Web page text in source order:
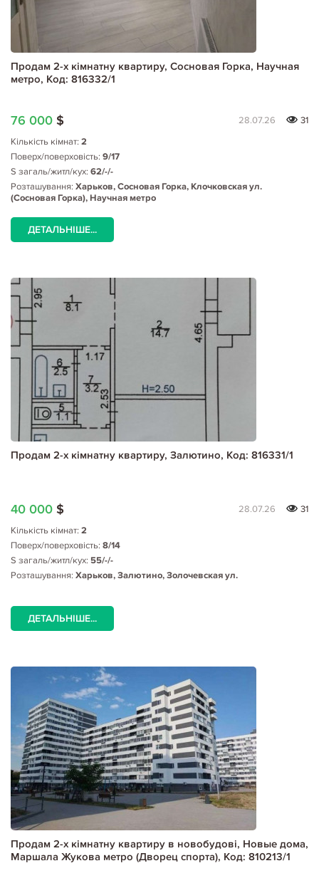
Продам 2-х кімнатну квартиру, Сосновая Горка, Научная
метро, Код: 816332/1
76 000 $ 28.07.26
31
Кількість кімнат: 2
Поверх/поверховість: 9/17
S загаль/житл/кух: 62/-/-
Розташування: Харьков, Сосновая Горка, Клочковская ул.
(Сосновая Горка), Научная метро
ДЕТАЛЬНІШЕ...
Продам 2-х кімнатну квартиру, Залютино, Код: 816331/1
40 000 $ 28.07.26
31
Кількість кімнат: 2
Поверх/поверховість: 8/14
S загаль/житл/кух: 55/-/-
Розташування: Харьков, Залютино, Золочевская ул.
ДЕТАЛЬНІШЕ...
Продам 2-х кімнатну квартиру в новобудові, Новые дома,
Маршала Жукова метро (Дворец спорта), Код: 810213/1